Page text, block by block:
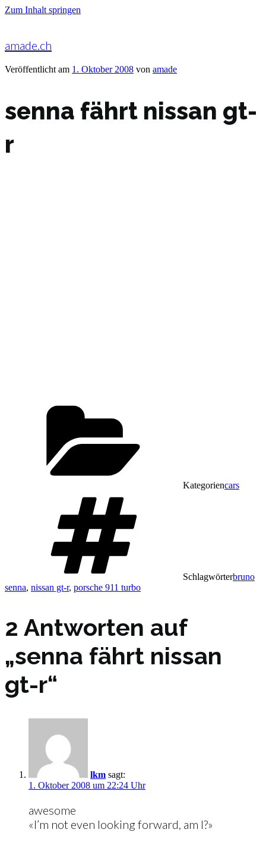
Zum Inhalt springen
amade.ch
Veröffentlicht am 1. Oktober 2008 von amade
senna fährt nissan gt-
r
Kategoriencars
Schlagwörterbruno
senna, nissan gt-r, porsche 911 turbo
2 Antworten auf
„senna fährt nissan
gt-r“
lkm sagt:
1. Oktober 2008 um 22:24 Uhr
awesome
«I’m not even looking forward, am I?»